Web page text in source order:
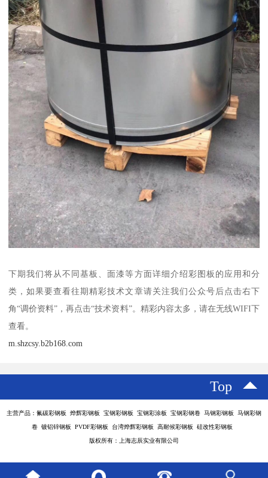
下期我们将从不同基板、面漆等方面详细介绍彩图板的应用和分
类，如果要查看往期精彩技术文章请关注我们公众号后点击右下
角“调价资料”，再点击“技术资料”。精彩内容太多，请在无线WIFI下
查看。
m.shzcsy.b2b168.com
Top
主营产品：氟碳彩钢板 烨辉彩钢板 宝钢彩钢板 宝钢彩涂板 宝钢彩钢卷 马钢彩钢板 马钢彩钢
卷 镀铝锌钢板 PVDF彩钢板 台湾烨辉彩钢板 高耐候彩钢板 硅改性彩钢板
版权所有：上海志辰实业有限公司